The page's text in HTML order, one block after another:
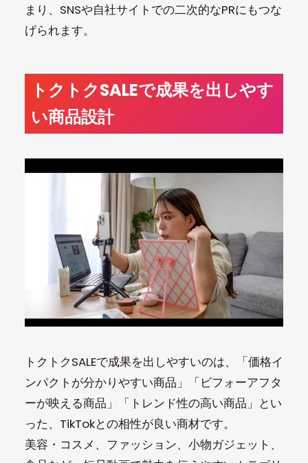
まり、SNSや自社サイトでの二次的なPRにもつな
げられます。
トクトクSALEで成果を出しやす
い商品設計
トクトクSALEで成果を出しやすいのは、「価格イ
ンパクトが分かりやすい商品」「ビフォーアフタ
ーが映える商品」「トレンド性の高い商品」とい
った、TikTokとの相性が良い商材です。
美容・コスメ、ファッション、小物ガジェット、